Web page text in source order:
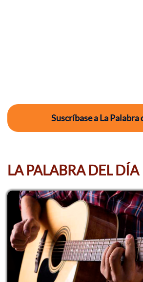
Suscríbase a La Palabra
LA PALABRA DEL DÍA